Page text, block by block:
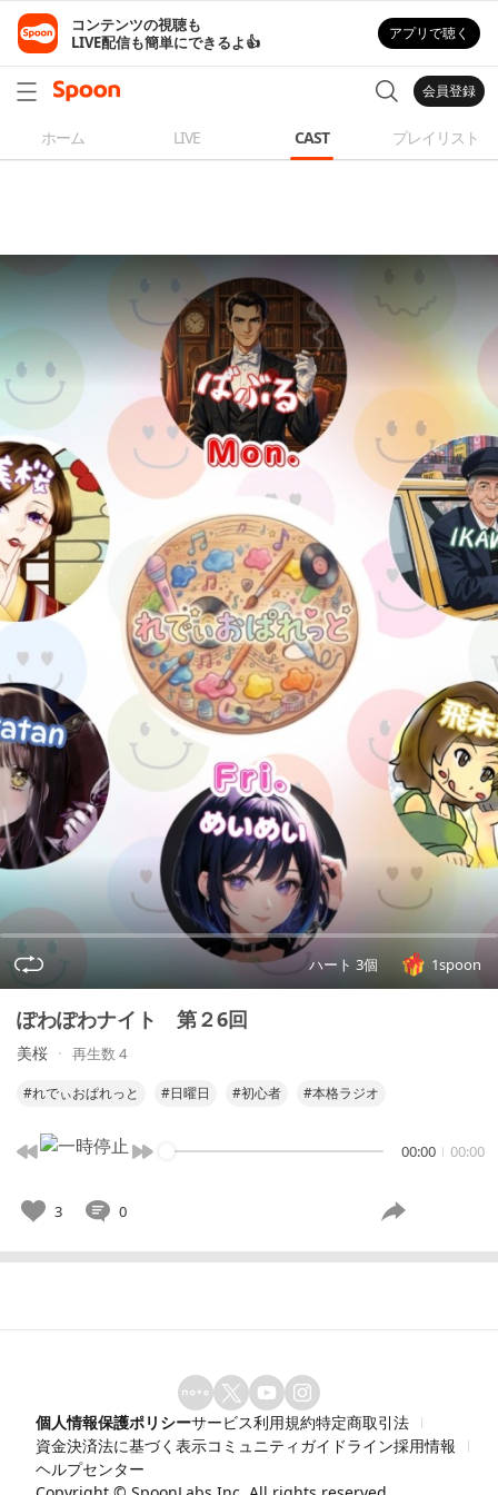
コンテンツの視聴も
LIVE配信も簡単にできるよ👍
アプリで聴く
会員登録
ホーム LIVE CAST プレイリスト
ハート 3個 1spoon
ぽわぽわナイト 第２6回
美桜 再生数 4
#れでぃおぱれっと #日曜日 #初心者 #本格ラジオ
00:00 00:00
3 0
個人情報保護ポリシーサービス利用規約特定商取引法
資金決済法に基づく表示コミュニティガイドライン採用情報
ヘルプセンター